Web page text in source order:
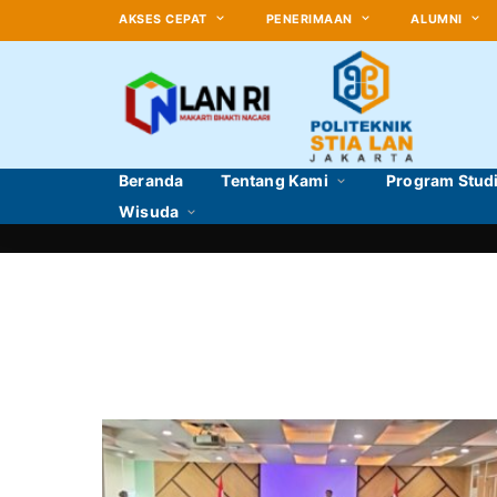
AKSES CEPAT PENERIMAAN ALUMNI
Beranda Tentang Kami Program Studi
Wisuda